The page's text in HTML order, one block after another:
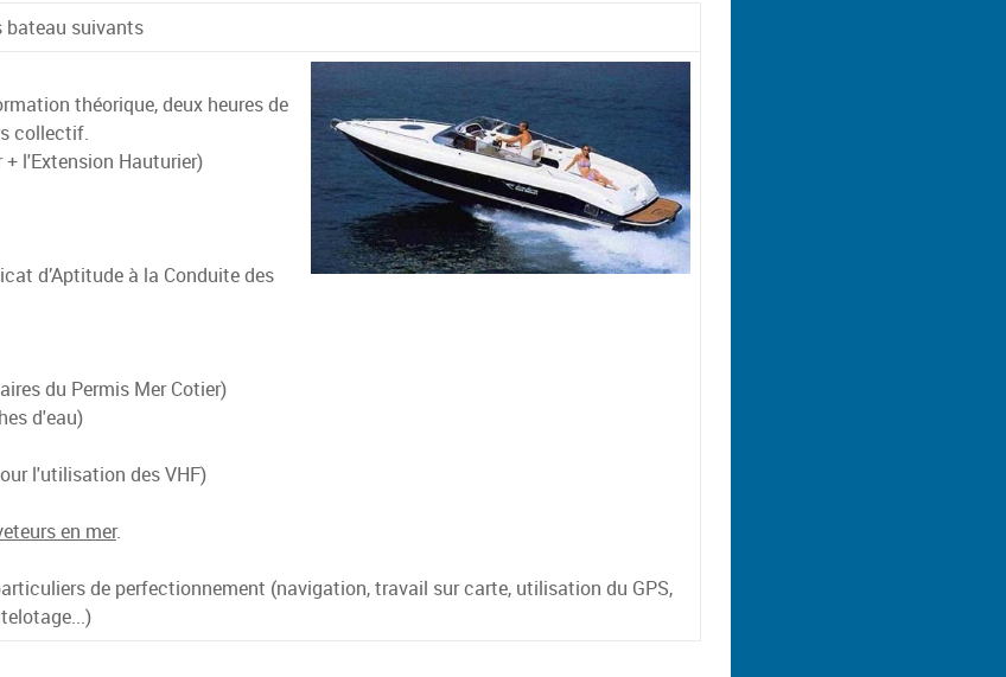
bateau suivants
théorique, deux heures de
collectif.
l'Extension Hauturier)
d’Aptitude à la Conduite des
du Permis Mer Cotier)
d'eau)
l'utilisation des VHF)
en mer.
de perfectionnement (navigation, travail sur carte, utilisation du GPS,